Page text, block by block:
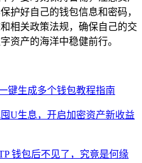
护好自己的钱包信息和密码，
相关政策法规，确保自己的交
资产的海洋中稳健前行。
键生成多个钱包教程指南
U生息，开启加密资产新收益
钱包后不见了，究竟是何缘